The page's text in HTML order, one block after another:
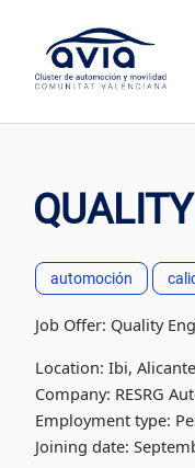
contenido
automoción
Job Offer: Quality
Location: Ibi,
Company: RESRG
Employment type:
Joining date: